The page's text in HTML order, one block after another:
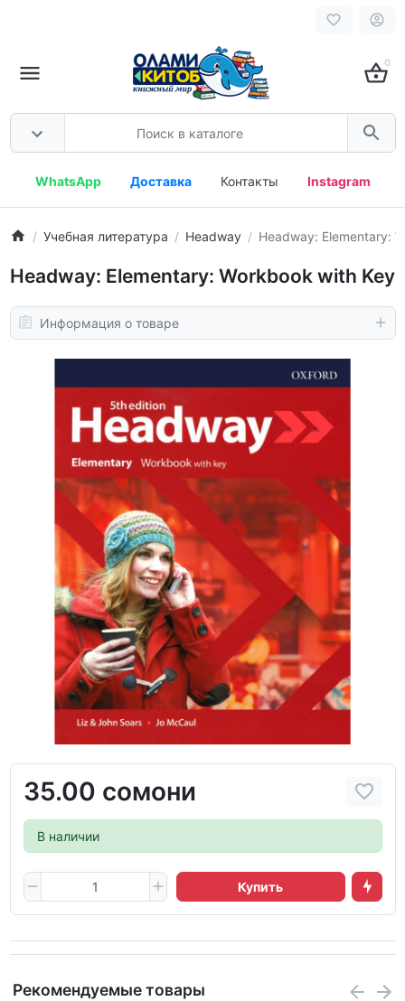
0
WhatsApp Доставка Контакты Instagram
Учебная литература Headway Headway: Elementary:
Headway: Elementary: Workbook with Key
Информация о товаре
35.00 сомони
В наличии
Купить
Рекомендуемые товары